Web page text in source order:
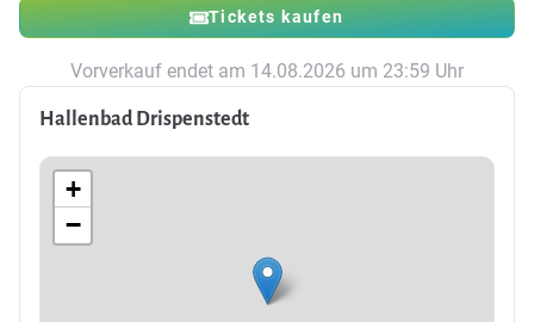
Tickets kaufen
Vorverkauf endet am 14.08.2026 um 23:59 Uhr
Hallenbad Drispenstedt
+
−